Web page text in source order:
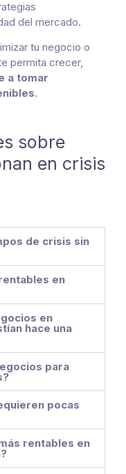
del mercado.
tu negocio o
permita crecer,
a tomar
.
sobre
en crisis
de crisis sin
en
en
hace una
para
pocas
rentables en